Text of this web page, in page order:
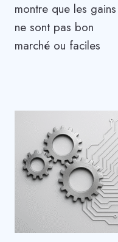
montre que les gains
ne sont pas bon
marché ou faciles